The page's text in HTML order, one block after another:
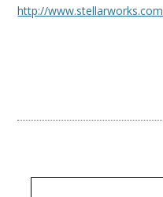
http://www.stellarworks.com